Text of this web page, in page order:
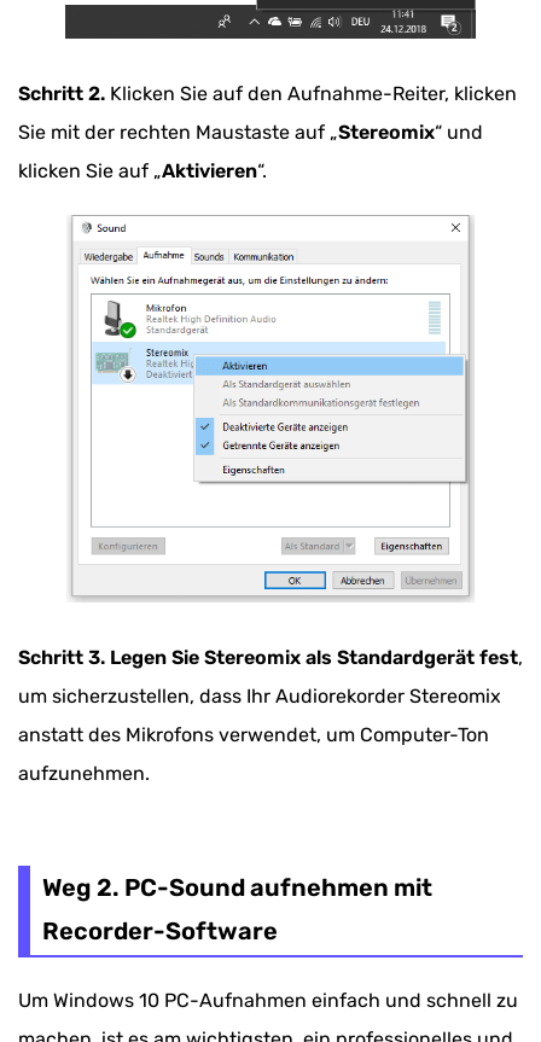
Schritt 2. Klicken Sie auf den Aufnahme-Reiter, klicken
Sie mit der rechten Maustaste auf „Stereomix“ und
klicken Sie auf „Aktivieren“.
Schritt 3. Legen Sie Stereomix als Standardgerät fest,
um sicherzustellen, dass Ihr Audiorekorder Stereomix
anstatt des Mikrofons verwendet, um Computer-Ton
aufzunehmen.
Weg 2. PC-Sound aufnehmen mit
Recorder-Software
Um Windows 10 PC-Aufnahmen einfach und schnell zu